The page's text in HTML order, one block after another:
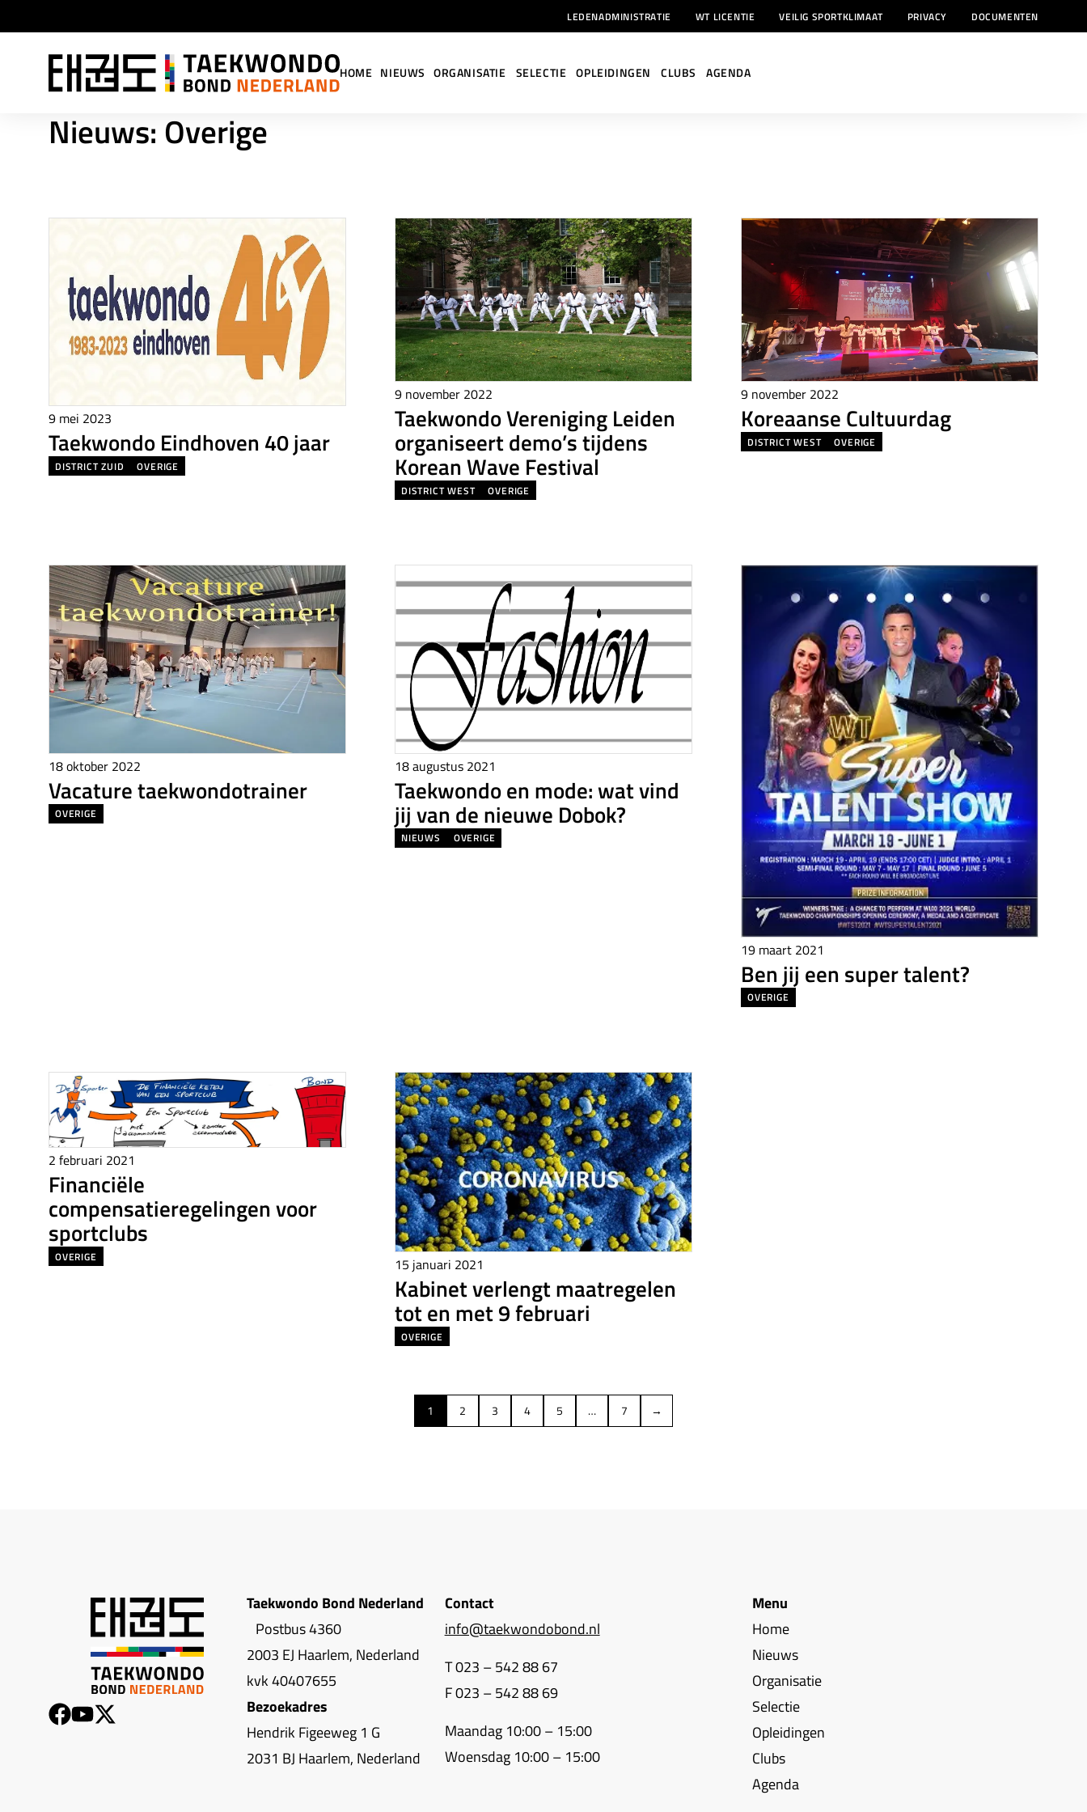
LEDENADMINISTRATIE WT LICENTIE VEILIG SPORTKLIMAAT PRIVACY DOCUMENTEN
HOME NIEUWS ORGANISATIE SELECTIE OPLEIDINGEN CLUBS AGENDA
Nieuws: Overige
9 mei 2023
Taekwondo Eindhoven 40 jaar
DISTRICT ZUID OVERIGE
9 november 2022
Taekwondo Vereniging Leiden
organiseert demo’s tijdens
Korean Wave Festival
DISTRICT WEST OVERIGE
9 november 2022
Koreaanse Cultuurdag
DISTRICT WEST OVERIGE
18 oktober 2022
Vacature taekwondotrainer
OVERIGE
18 augustus 2021
Taekwondo en mode: wat vind
jij van de nieuwe Dobok?
NIEUWS OVERIGE
19 maart 2021
Ben jij een super talent?
OVERIGE
2 februari 2021
Financiële
compensatieregelingen voor
sportclubs
OVERIGE 15 januari 2021
Kabinet verlengt maatregelen
tot en met 9 februari
OVERIGE
1 2 3 4 5 … 7 →
Taekwondo Bond Nederland
Postbus 4360
2003 EJ Haarlem, Nederland
kvk 40407655
Bezoekadres
Hendrik Figeeweg 1 G
2031 BJ Haarlem, Nederland
Contact
info@taekwondobond.nl
T 023 – 542 88 67
F 023 – 542 88 69
Maandag 10:00 – 15:00
Woensdag 10:00 – 15:00
Menu
Home
Nieuws
Organisatie
Selectie
Opleidingen
Clubs
Agenda